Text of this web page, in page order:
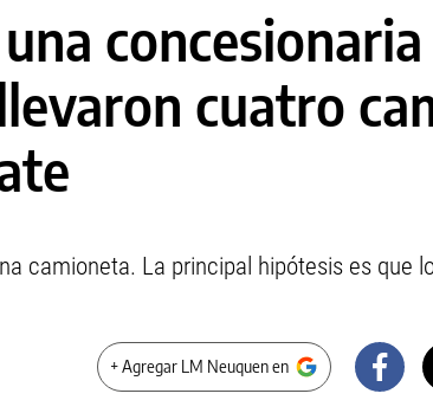
cuatro
camioneta. La principal hipótesis es que
+ Agregar LM Neuquen en